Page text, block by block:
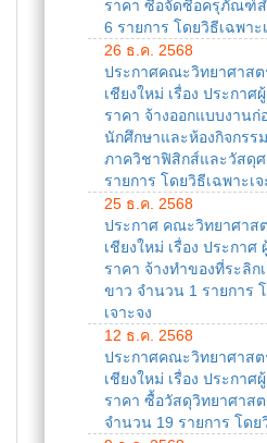
ราคา ซื้อจัดซื้อครุภัณฑ์
6 รายการ โดยวิธีเฉพาะ
26 ธ.ค. 2568
ประกาศคณะวิทยาศาสต
เชียงใหม่ เรื่อง ประกาศ
ราคา จ้างออกแบบงานก่
นักศึกษาและห้องกิจกรร
ภาควิชาฟิสิกส์และวัสดุ
รายการ โดยวิธีเฉพาะเจ
25 ธ.ค. 2568
ประกาศ คณะวิทยาศาส
เชียงใหม่ เรื่อง ประกาศ
ราคา จ้างทำของที่ระลิก
ขาว จำนวน 1 รายการ
เจาะจง
12 ธ.ค. 2568
ประกาศคณะวิทยาศาสต
เชียงใหม่ เรื่อง ประกาศ
ราคา ซื้อวัสดุวิทยาศาส
จำนวน 19 รายการ โดย